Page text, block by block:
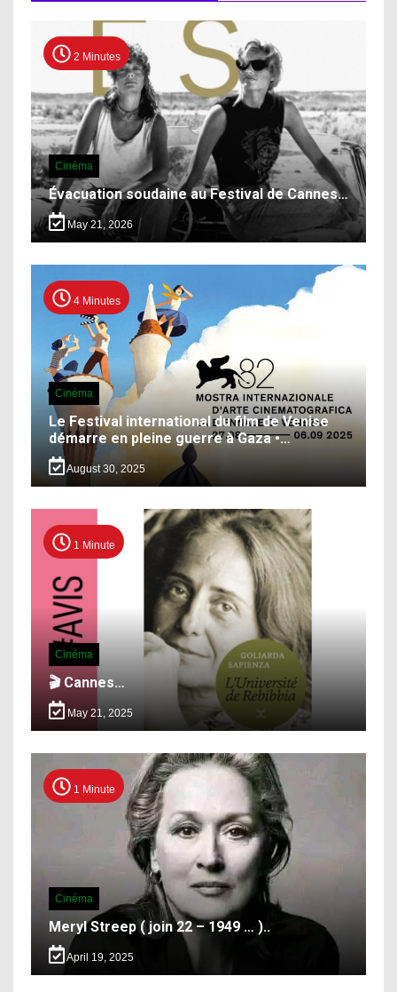
2 Minutes
Cinéma
Évacuation soudaine au Festival de Cannes…
May 21, 2026
4 Minutes
Cinéma
Le Festival international du film de Venise
démarre en pleine guerre à Gaza •…
August 30, 2025
1 Minute
Cinéma
🎬 Cannes…
May 21, 2025
1 Minute
Cinéma
Meryl Streep ( join 22 – 1949 … )..
April 19, 2025